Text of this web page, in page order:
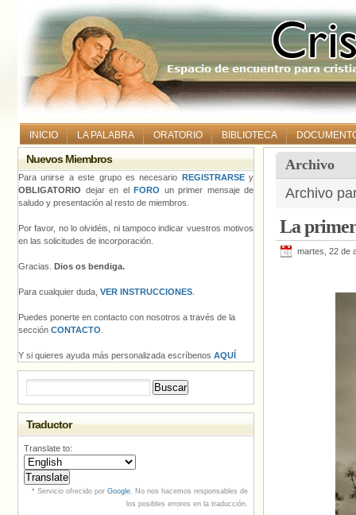
INICIO LA PALABRA ORATORIO BIBLIOTECA
Archivo
Archivo
La
martes, 22 de
Nuevos Miembros
Para unirse a este grupo es necesario REGISTRARSEy
OBLIGATORIO dejar en el FORO un primer mensaje de
saludo y presentación al resto de miembros.
Por favor, no lo olvidéis, ni tampoco indicar vuestros motivos
en las solicitudes de incorporación.
Gracias. Dios os bendiga.
Para cualquier duda, VER INSTRUCCIONES
Puedes ponerte en contacto con nosotros a través de la
sección CONTACTO
Y si quieres ayuda más personalizada escríbenos AQUÍ
Traductor
Translate to:
* Servicio ofrecido por Google. No nos hacemos responsables de
los posibles errores en la traducción.